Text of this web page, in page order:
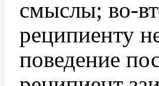
смыслы; во-
реципиенту
поведение